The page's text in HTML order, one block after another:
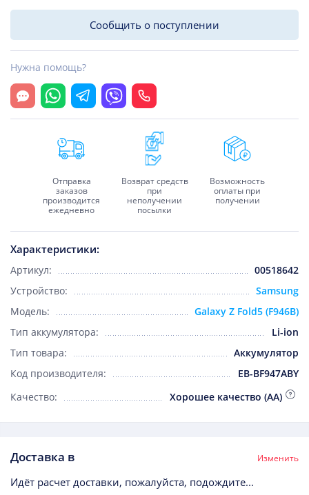
Характеристики:
Артикул:
00518642
Устройство:
Samsung
Модель:
Galaxy Z Fold5 (F946B)
Тип аккумулятора:
Li-ion
Тип товара:
Аккумулятор
Код производителя:
EB-BF947ABY
Качество:
Хорошее качество (AA)
Сообщить о поступлении
Нужна помощь?
Открыть чат
WhatsappTelegramViber Позвонить
Доставка в Изменить
Идёт расчет доставки, пожалуйста, подождите...
Отправка
заказов
производится
ежедневно
Возврат средств
при
неполучении
посылки
Возможность
оплаты при
получении